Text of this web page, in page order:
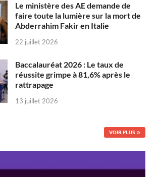
Le ministère des AE demande de
faire toute la lumière sur la mort de
Abderrahim Fakir en Italie
22 juillet 2026
Baccalauréat 2026 : Le taux de
réussite grimpe à 81,6% après le
rattrapage
13 juillet 2026
VOIR PLUS